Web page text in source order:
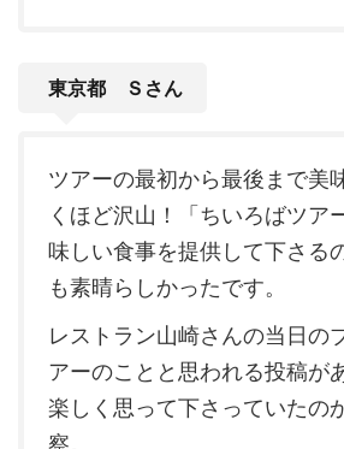
東京都 Ｓさん
ツアーの最初から最後まで美
くほど沢山！「ちいろばツア
味しい食事を提供して下さる
も素晴らしかったです。
レストラン山崎さんの当日の
アーのことと思われる投稿が
楽しく思って下さっていたの
察。